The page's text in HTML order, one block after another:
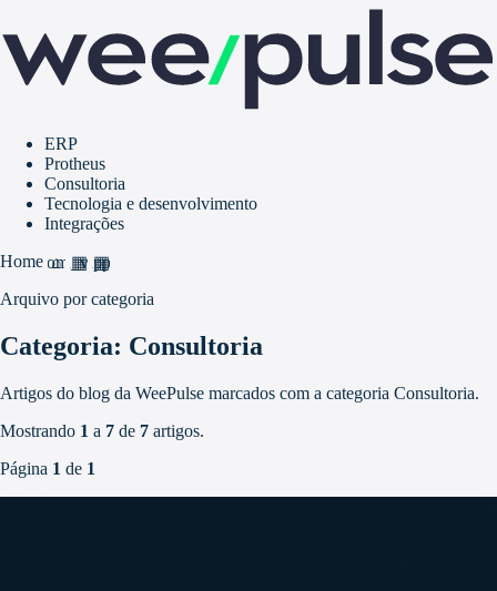
ERP
Protheus
Consultoria
Tecnologia e desenvolvimento
Integrações
Homehome
grid_view
apps
Arquivo por categoria
Categoria: Consultoria
Artigos do blog da WeePulse marcados com a categoria Consultoria.
Mostrando 1 a 7 de 7 artigos.
Página 1 de 1